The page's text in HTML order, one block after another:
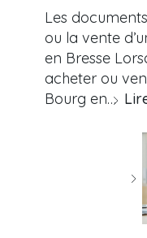
Les
ou la vente
en Bresse
acheter ou
Bourg en…